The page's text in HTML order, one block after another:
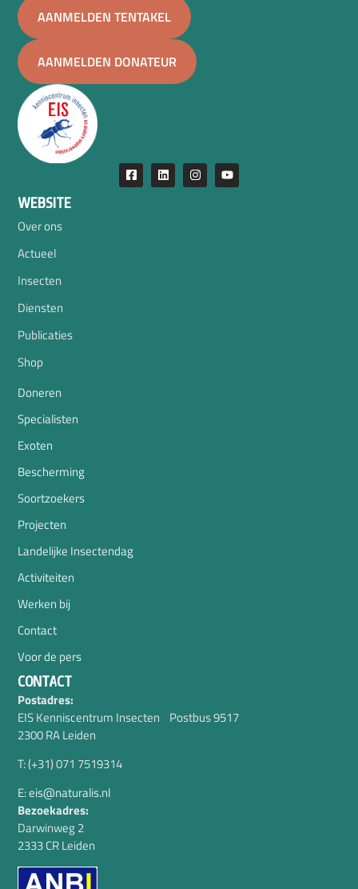
AANMELDEN TENTAKEL
AANMELDEN DONATEUR
WEBSITE
Over ons
Actueel
Insecten
Diensten
Publicaties
Shop
Doneren
Specialisten
Exoten
Bescherming
Soortzoekers
Projecten
Landelijke Insectendag
Activiteiten
Werken bij
Contact
Voor de pers
CONTACT
Postadres:
EIS Kenniscentrum Insecten Postbus 9517
2300 RA Leiden
T: (+31) 071 7519314
E: eis@naturalis.nl
Bezoekadres:
Darwinweg 2
2333 CR Leiden